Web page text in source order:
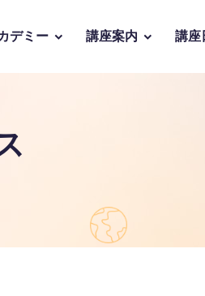
デミー 講座案内 講座